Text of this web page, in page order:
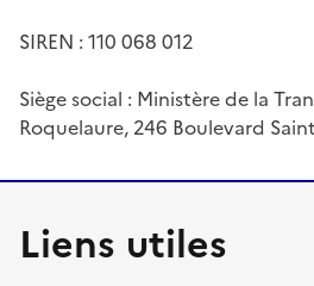
SIREN : 110 068 012
Siège social : Ministère de la
Roquelaure, 246 Boulevard
Liens utiles